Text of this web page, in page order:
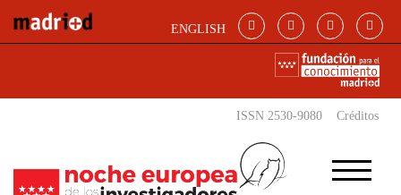
ENGLISH
ISSN 2530-9080 Créditos